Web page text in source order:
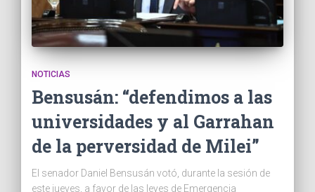
NOTICIAS
Bensusán: “defendimos a las
universidades y al Garrahan
de la perversidad de Milei”
El senador Daniel Bensusán votó, durante la sesión de
este jueves, a favor de las leyes de Emergencia